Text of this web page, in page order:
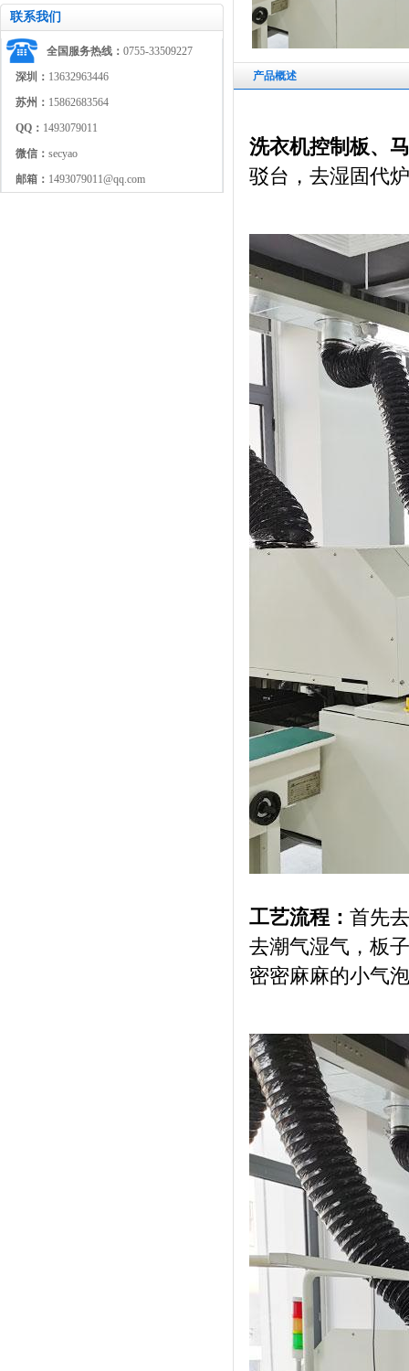
联系我们
全国服务热线： 0755-33509227
深圳： 13632963446
苏州： 15862683564
QQ： 1493079011
微信： secyao
邮箱： 1493079011@qq.com
产品概述
洗衣机控制板、
驳台，去湿固代
工艺流程： 首先
去潮气湿气，板
密密麻麻的小气